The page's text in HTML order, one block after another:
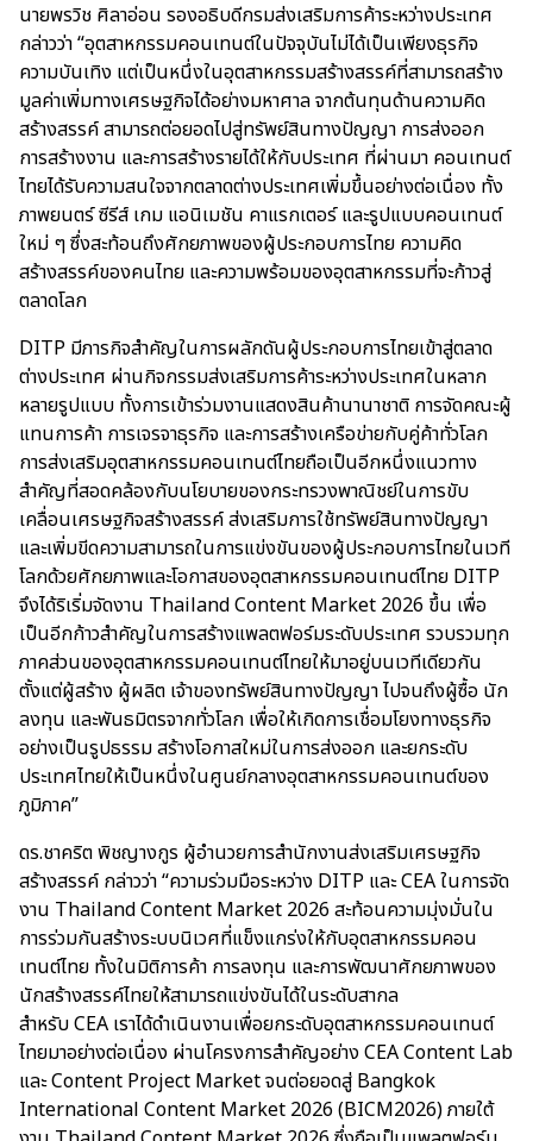
นายพรวิช ศิลาอ่อน รองอธิบดีกรมส่งเสริมการค้าระหว่างประเทศ
กล่าวว่า “อุตสาหกรรมคอนเทนต์ในปัจจุบันไม่ได้เป็นเพียงธุรกิจ
ความบันเทิง แต่เป็นหนึ่งในอุตสาหกรรมสร้างสรรค์ที่สามารถสร้าง
มูลค่าเพิ่มทางเศรษฐกิจได้อย่างมหาศาล จากต้นทุนด้านความคิด
สร้างสรรค์ สามารถต่อยอดไปสู่ทรัพย์สินทางปัญญา การส่งออก
การสร้างงาน และการสร้างรายได้ให้กับประเทศ ที่ผ่านมา คอนเทนต์
ไทยได้รับความสนใจจากตลาดต่างประเทศเพิ่มขึ้นอย่างต่อเนื่อง ทั้ง
ภาพยนตร์ ซีรีส์ เกม แอนิเมชัน คาแรกเตอร์ และรูปแบบคอนเทนต์
ใหม่ ๆ ซึ่งสะท้อนถึงศักยภาพของผู้ประกอบการไทย ความคิด
สร้างสรรค์ของคนไทย และความพร้อมของอุตสาหกรรมที่จะก้าวสู่
ตลาดโลก
DITP มีภารกิจสำคัญในการผลักดันผู้ประกอบการไทยเข้าสู่ตลาด
ต่างประเทศ ผ่านกิจกรรมส่งเสริมการค้าระหว่างประเทศในหลาก
หลายรูปแบบ ทั้งการเข้าร่วมงานแสดงสินค้านานาชาติ การจัดคณะผู้
แทนการค้า การเจรจาธุรกิจ และการสร้างเครือข่ายกับคู่ค้าทั่วโลก
การส่งเสริมอุตสาหกรรมคอนเทนต์ไทยถือเป็นอีกหนึ่งแนวทาง
สำคัญที่สอดคล้องกับนโยบายของกระทรวงพาณิชย์ในการขับ
เคลื่อนเศรษฐกิจสร้างสรรค์ ส่งเสริมการใช้ทรัพย์สินทางปัญญา
และเพิ่มขีดความสามารถในการแข่งขันของผู้ประกอบการไทยในเวที
โลกด้วยศักยภาพและโอกาสของอุตสาหกรรมคอนเทนต์ไทย DITP
จึงได้ริเริ่มจัดงาน Thailand Content Market 2026 ขึ้น เพื่อ
เป็นอีกก้าวสำคัญในการสร้างแพลตฟอร์มระดับประเทศ รวบรวมทุก
ภาคส่วนของอุตสาหกรรมคอนเทนต์ไทยให้มาอยู่บนเวทีเดียวกัน
ตั้งแต่ผู้สร้าง ผู้ผลิต เจ้าของทรัพย์สินทางปัญญา ไปจนถึงผู้ซื้อ นัก
ลงทุน และพันธมิตรจากทั่วโลก เพื่อให้เกิดการเชื่อมโยงทางธุรกิจ
อย่างเป็นรูปธรรม สร้างโอกาสใหม่ในการส่งออก และยกระดับ
ประเทศไทยให้เป็นหนึ่งในศูนย์กลางอุตสาหกรรมคอนเทนต์ของ
ภูมิภาค”
ดร.ชาคริต พิชญางกูร ผู้อำนวยการสำนักงานส่งเสริมเศรษฐกิจ
สร้างสรรค์ กล่าวว่า “ความร่วมมือระหว่าง DITP และ CEA ในการจัด
งาน Thailand Content Market 2026 สะท้อนความมุ่งมั่นใน
การร่วมกันสร้างระบบนิเวศที่แข็งแกร่งให้กับอุตสาหกรรมคอน
เทนต์ไทย ทั้งในมิติการค้า การลงทุน และการพัฒนาศักยภาพของ
นักสร้างสรรค์ไทยให้สามารถแข่งขันได้ในระดับสากล
สำหรับ CEA เราได้ดำเนินงานเพื่อยกระดับอุตสาหกรรมคอนเทนต์
ไทยมาอย่างต่อเนื่อง ผ่านโครงการสำคัญอย่าง CEA Content Lab
และ Content Project Market จนต่อยอดสู่ Bangkok
International Content Market 2026 (BICM2026) ภายใต้